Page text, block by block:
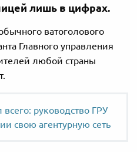
лишь в цифрах.
ватоголового
Главного управления
любой страны
всего: руководство ГРУ
свою агентурную сеть